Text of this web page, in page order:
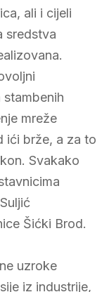
ali i cijeli
sredstva
mreže
ići brže, a za to
Svakako
Šićki Brod.
uzroke
iz industrije,